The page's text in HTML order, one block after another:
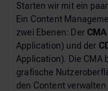
Starten wir mit ein
Ein Content
zwei Ebenen: Der CMA
Application) und der
Application). Die CMA
grafische
den Content